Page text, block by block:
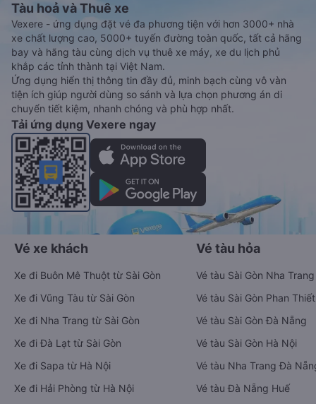
Tàu hoả và Thuê xe
Vexere - ứng dụng đặt vé đa phương tiện với hơn 3000+ nhà
xe chất lượng cao, 5000+ tuyến đường toàn quốc, tất cả hãng
bay và hãng tàu cùng dịch vụ thuê xe máy, xe du lịch phủ
khắp các tỉnh thành tại Việt Nam.
Ứng dụng hiển thị thông tin đầy đủ, minh bạch cùng vô vàn
tiện ích giúp người dùng so sánh và lựa chọn phương án di
chuyển tiết kiệm, nhanh chóng và phù hợp nhất.
Tải ứng dụng Vexere ngay
Vé xe khách
Xe đi Buôn Mê Thuột từ Sài Gòn
Xe đi Vũng Tàu từ Sài Gòn
Xe đi Nha Trang từ Sài Gòn
Xe đi Đà Lạt từ Sài Gòn
Xe đi Sapa từ Hà Nội
Xe đi Hải Phòng từ Hà Nội
Vé tàu hỏa
Vé tàu Sài Gòn Nha Trang
Vé tàu Sài Gòn Phan Thiết
Vé tàu Sài Gòn Đà Nẵng
Vé tàu Sài Gòn Hà Nội
Vé tàu Nha Trang Đà
Vé tàu Đà Nẵng Huế